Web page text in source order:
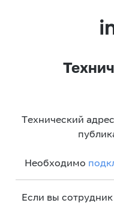
Технический
Необходимо
Если вы